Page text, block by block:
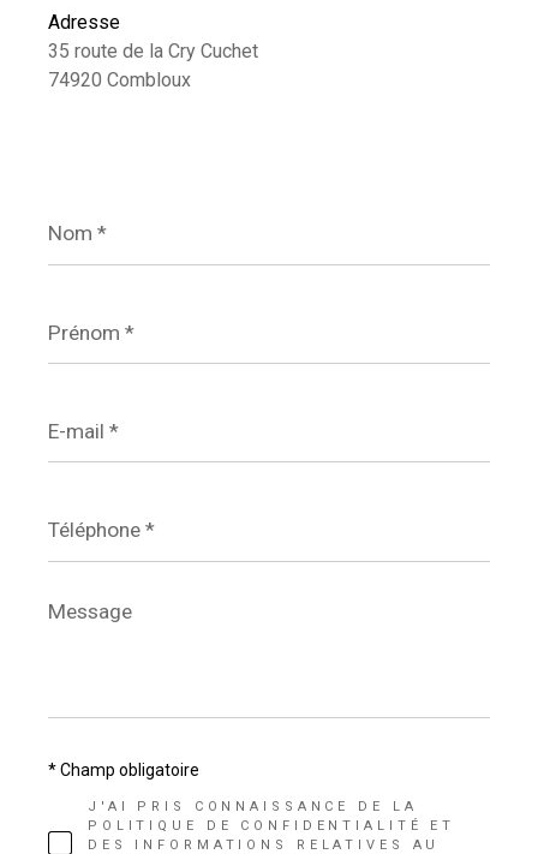
Adresse
35 route de la Cry Cuchet
74920 Combloux
*
*
mail
*
*
Message
*
J'AI PRIS CONNAISSANCE DE LA
POLITIQUE DE CONFIDENTIALITÉ ET
DES INFORMATIONS RELATIVES AU
* Champ obligatoire